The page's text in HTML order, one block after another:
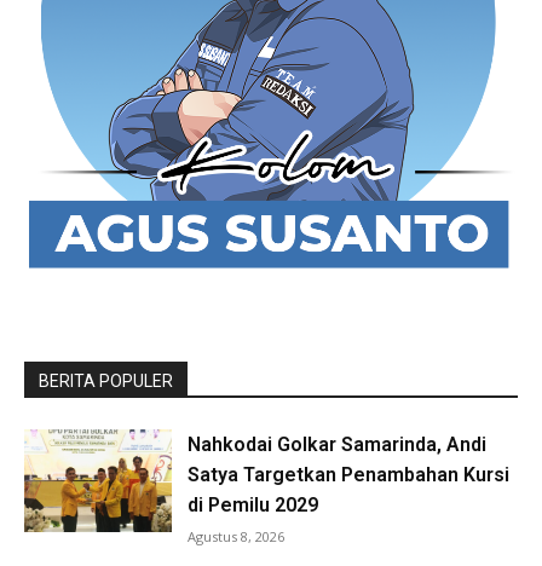
BERITA POPULER
Nahkodai Golkar Samarinda, Andi
Satya Targetkan Penambahan Kursi
di Pemilu 2029
Agustus 8, 2026